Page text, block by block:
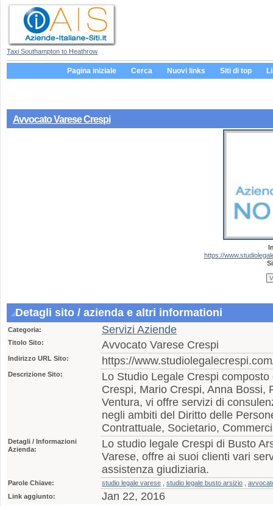
Taxi Southampton to Heathrow
Pagina iniziale Cerca Nuovi links Siti di top
Avvocato Varese Crespi
https://
Detagli sito / azienda e altri informationi
Categoria: Servizi Aziende
Titolo Sito: Avvocato Varese Crespi
Indirizzo URL Sito: https://
Descrizione Sito:
Lo Studio Legale Crespi
Crespi, Mario Crespi, Anna Bossi,
Ventura, vi offre servizi di
negli ambiti del Diritto delle
Contrattuale, Societario,
Detagli / Informazioni
Azienda:
Lo studio legale Crespi di Busto
Varese, offre ai suoi clienti vari
assistenza giudiziaria.
Parole Chiave: studio legale varese studio legale busto arsizio
Link aggiunto:
Jan 22, 2016